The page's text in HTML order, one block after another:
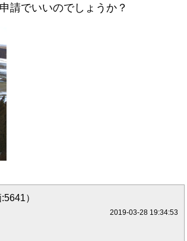
請でいいのでしょうか？
）
2019-03-28 19:34:53